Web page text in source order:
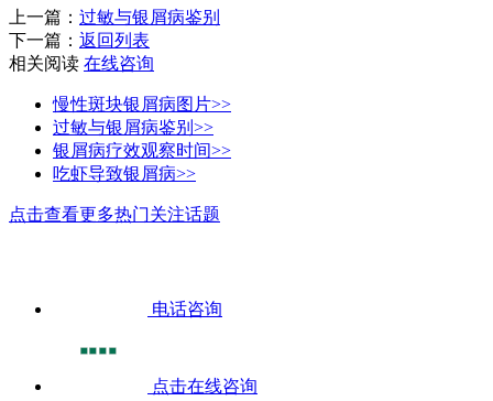
上一篇： 过敏与银屑病鉴别
下一篇： 返回列表
相关阅读 在线咨询
慢性斑块银屑病图片>>
过敏与银屑病鉴别>>
银屑病疗效观察时间>>
吃虾导致银屑病>>
点击查看更多热门关注话题
电话咨询
点击在线咨询